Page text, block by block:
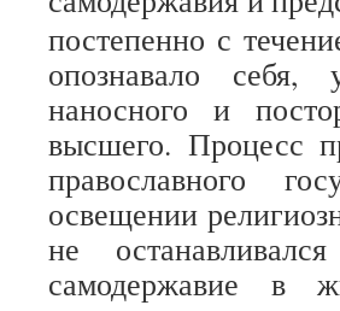
постепенно с
опознавало себя,
наносного и
высшего. Процесс
православного
освещении
не
самодержавие в